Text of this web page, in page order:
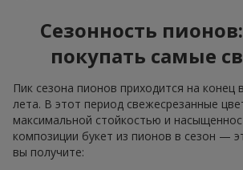
Сезонность
покупать самые
Пик сезона пионов приходится на конец
лета. В этот период свежесрезанные
максимальной стойкостью и
композиции букет из пионов в сезон —
вы получите: